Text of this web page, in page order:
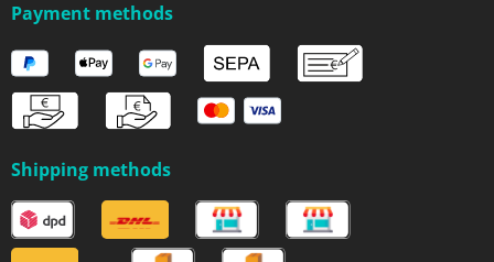
Payment methods
Shipping methods